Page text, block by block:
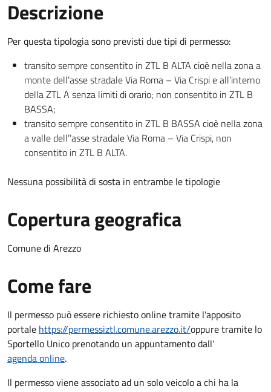
Descrizione
Per questa tipologia sono previsti due tipi di permesso:
transito sempre consentito in ZTL B ALTA cioè nella zona a
monte dell’asse stradale Via Roma – Via Crispi e all’interno
della ZTL A senza limiti di orario; non consentito in ZTL B
BASSA;
transito sempre consentito in ZTL B BASSA cioè nella zona
a valle dell’’asse stradale Via Roma – Via Crispi, non
consentito in ZTL B ALTA.
Nessuna possibilità di sosta in entrambe le tipologie
Copertura geografica
Comune di Arezzo
Come fare
Il permesso può essere richiesto online tramite l'apposito
portale https://permessiztl.comune.arezzo.it/oppure tramite lo
Sportello Unico prenotando un appuntamento dall'
agenda online.
Il permesso viene associato ad un solo veicolo a chi ha la